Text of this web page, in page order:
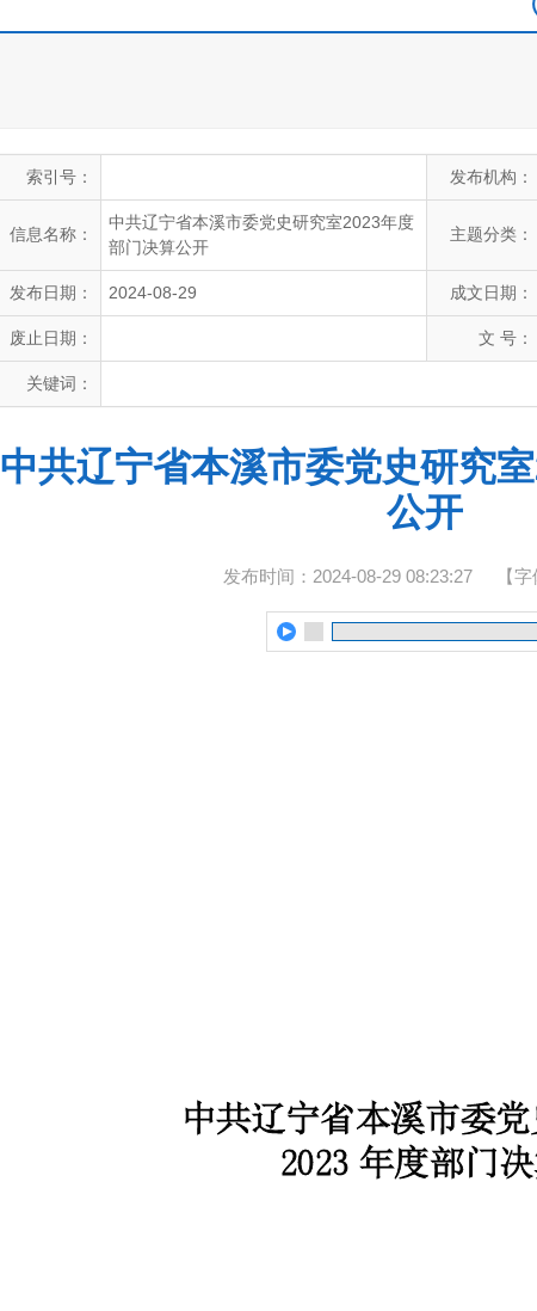
索引号： 发布机构：
信息名称：
中共辽宁省本溪市委党史研究室2023年度
部门决算公开
主题分类：
发布日期： 2024-08-29 成文日期：
废止日期： 文 号：
关键词：
中共辽宁省本溪市委党史研究
公开
发布时间：2024-08-29 08:23:27 【